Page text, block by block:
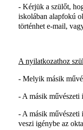
- Kérjük a szülőt,
iskolában alapfokú
történhet e-mail,
A nyilatkozathoz
- Melyik másik
- A másik művészeti
- A másik művészeti
veszi igénybe az